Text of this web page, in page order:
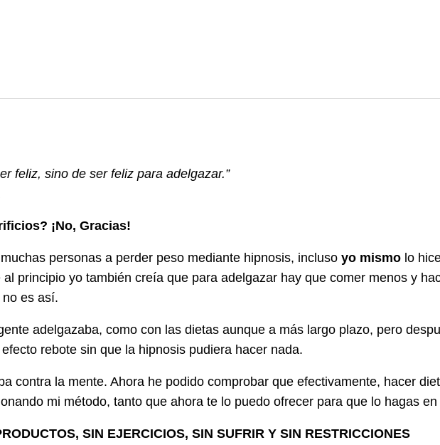
feliz, sino de ser feliz para adelgazar.”
¡No, Gracias!
personas a perder peso mediante hipnosis, incluso yo mismo lo
principio yo también creía que para adelgazar hay que comer menos y
es así.
adelgazaba, como con las dietas aunque a más largo plazo, pero
rebote sin que la hipnosis pudiera hacer nada.
contra la mente. Ahora he podido comprobar que efectivamente, hacer
mi método, tanto que ahora te lo puedo ofrecer para que lo hagas en
SIN EJERCICIOS, SIN SUFRIR Y SIN RESTRICCIONES